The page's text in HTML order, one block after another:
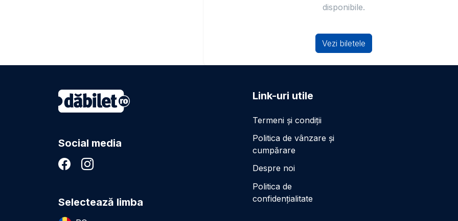
disponibile.
Vezi biletele
Social media
Selectează limba
Link-uri utile
Termeni și condiții
Politica de vânzare și
cumpărare
Despre noi
Politica de
confidențialitate